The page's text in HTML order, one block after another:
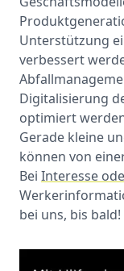
Unterstützung
verbessert
Digitalisierung
optimiert
Gerade kleine
können von
Bei Interesse
bei uns, bis bald!